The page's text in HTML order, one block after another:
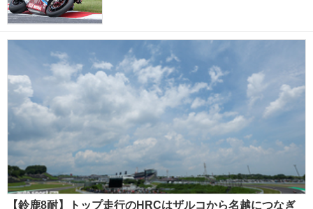
【鈴鹿8耐】トップ走行のHRCはザルコから名越につなぎ